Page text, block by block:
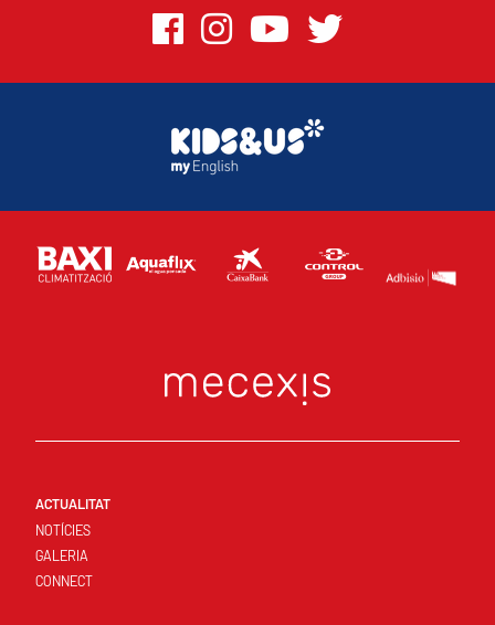
ACTUALITAT
NOTÍCIES
GALERIA
CONNECT